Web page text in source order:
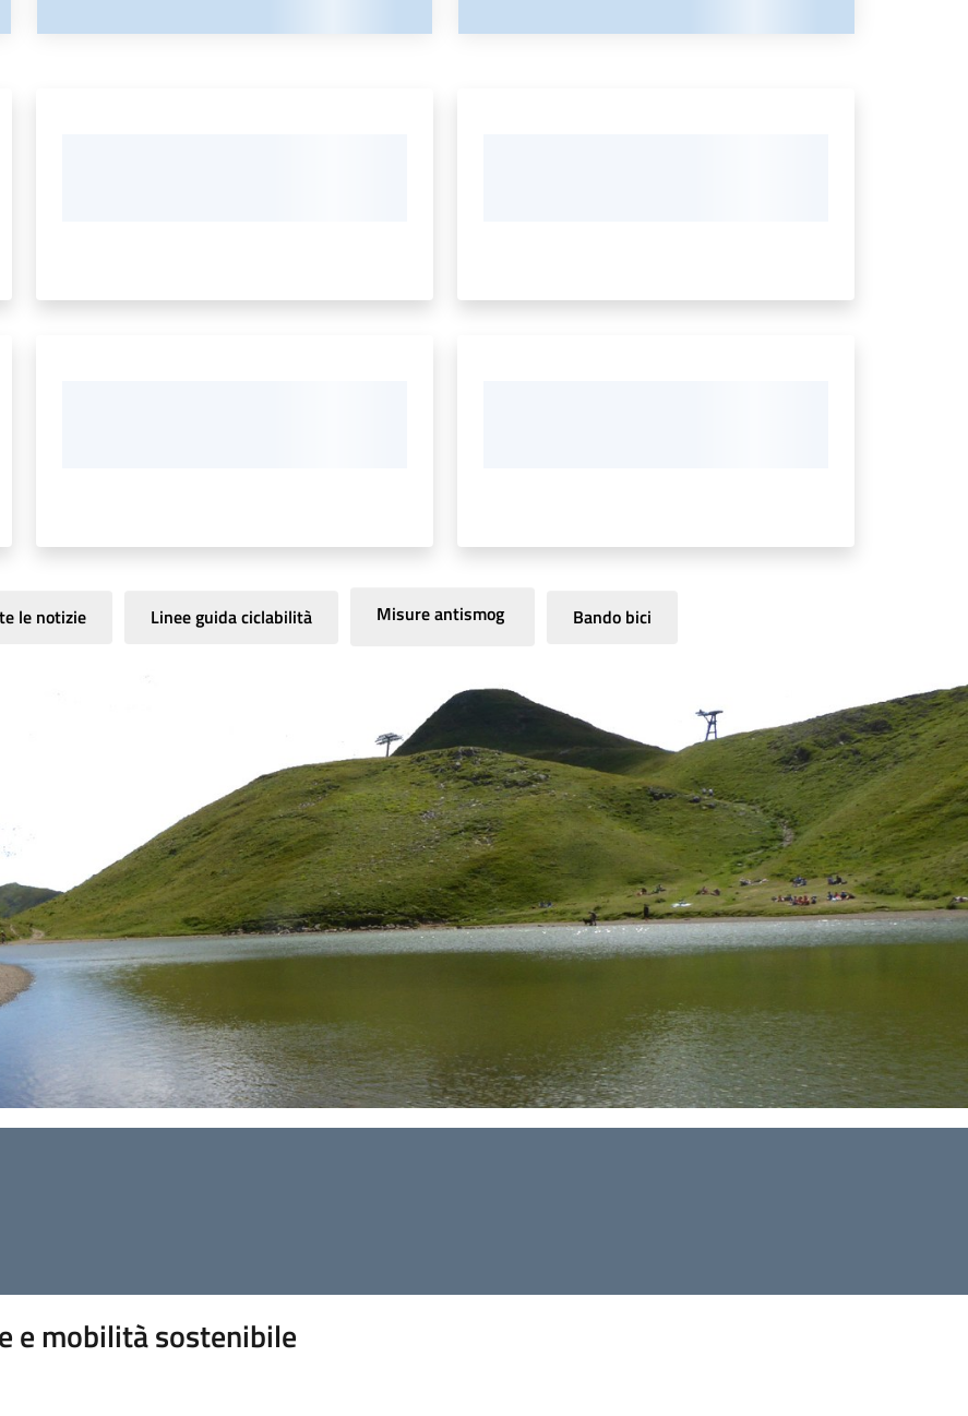
le notizie Linee guida ciclabilità Misure antismog Bando bici
e mobilità sostenibile